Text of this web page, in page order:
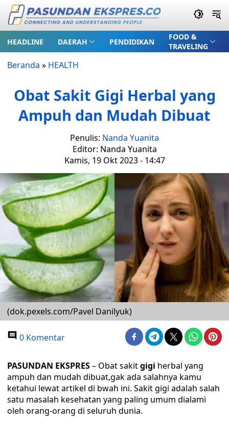
HEADLINE DAERAH PENDIDIKAN
FOOD &
TRAVELING
Beranda » HEALTH
Obat Sakit Gigi Herbal yang
Ampuh dan Mudah Dibuat
Penulis: Nanda Yuanita
Editor: Nanda Yuanita
Kamis, 19 Okt 2023 - 14:47
(dok.pexels.com/Pavel Danilyuk)
0 Komentar
PASUNDAN EKSPRES– Obat sakitgigi herbal yang
ampuh dan mudah dibuat,gak ada salahnya kamu
ketahui lewat artikel di bwah ini. Sakit gigi adalah salah
satu masalah kesehatan yang paling umum dialami
oleh orang-orang di seluruh dunia.